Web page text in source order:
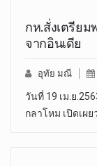
กห.สั่งเตรีย
จากอินเดีย
อุทัย มณี
วันที่ 19 เม.ย
กลาโหม เปิดเผย